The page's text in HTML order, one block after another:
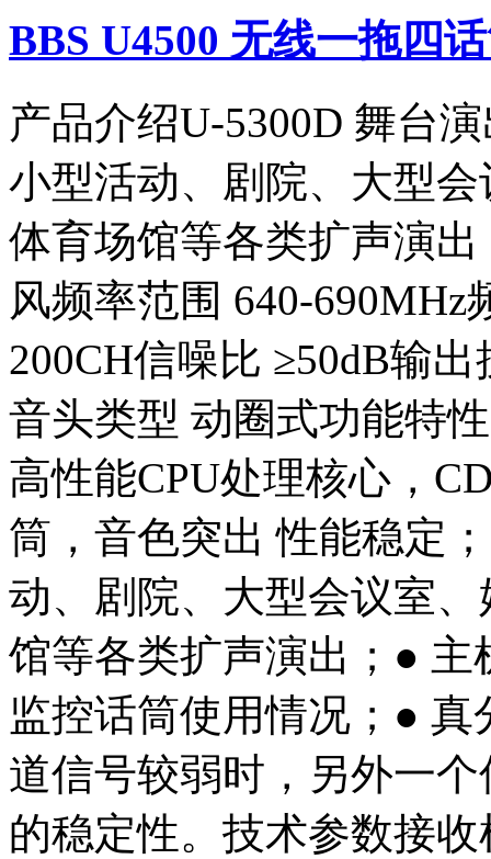
BBS U4500 无线一拖四
产品介绍U-5300D 舞台
小型活动、剧院、大型
体育场馆等各类扩声演
风频率范围 640-
200CH信噪比 ≥50dB输
音头类型 动圈式功能特
高性能CPU处理核心，
筒，音色突出 性能稳定
动、剧院、大型会议室
馆等各类扩声演出；●
监控话筒使用情况；●
道信号较弱时，另外一
的稳定性。技术参数接